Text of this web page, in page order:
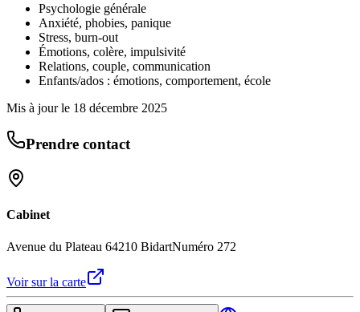
Psychologie générale
Anxiété, phobies, panique
Stress, burn-out
Émotions, colère, impulsivité
Relations, couple, communication
Enfants/ados : émotions, comportement, école
Mis à jour le 18 décembre 2025
Prendre contact
Cabinet
Avenue du Plateau 64210 BidartNuméro 272
Voir sur la carte